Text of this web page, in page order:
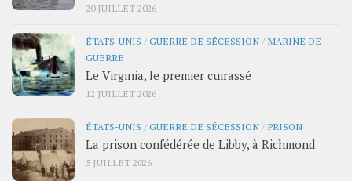
20 JUILLET 2026
ÉTATS-UNIS /GUERRE DE SÉCESSION / MARINE DE
GUERRE
Le Virginia, le premier cuirassé
12 JUILLET 2026
ÉTATS-UNIS /GUERRE DE SÉCESSION / PRISON
La prison confédérée de Libby, à Richmond
5 JUILLET 2026